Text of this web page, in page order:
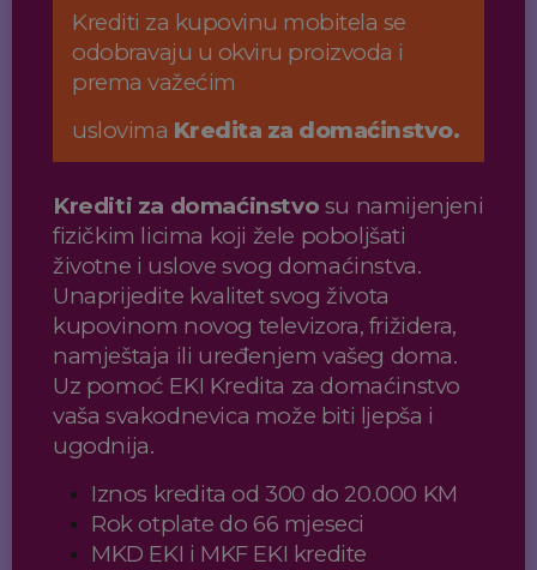
Krediti za kupovinu mobitela se
odobravaju u okviru proizvoda i
prema važećim
uslovima Kredita za domaćinstvo.
Krediti za domaćinstvo su namijenjeni
fizičkim licima koji žele poboljšati
životne i uslove svog domaćinstva.
Unaprijedite kvalitet svog života
kupovinom novog televizora, frižidera,
namještaja ili uređenjem vašeg doma.
Uz pomoć EKI Kredita za domaćinstvo
vaša svakodnevica može biti ljepša i
ugodnija.
Iznos kredita od 300 do 20.000 KM
Rok otplate do 66 mjeseci
MKD EKI i MKF EKI kredite